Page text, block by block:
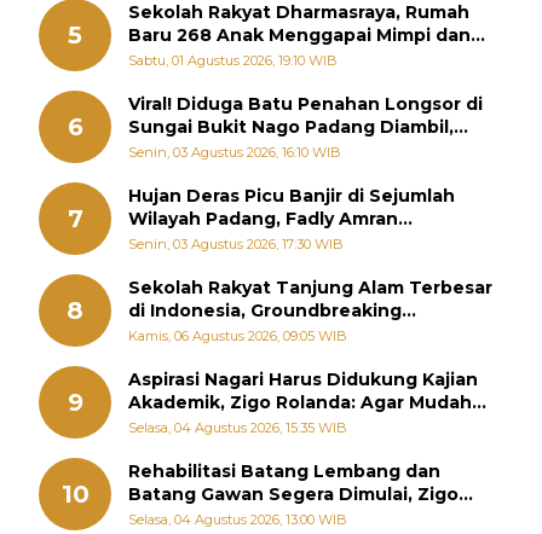
5
Sekolah Rakyat Dharmasraya, Rumah
Baru 268 Anak Menggapai Mimpi dan
Memutus Rantai Kemiskinan
Sabtu, 01 Agustus 2026, 19:10 WIB
6
Viral! Diduga Batu Penahan Longsor di
Sungai Bukit Nago Padang Diambil,
Warga Khawatir Bencana Terulang
Senin, 03 Agustus 2026, 16:10 WIB
7
Hujan Deras Picu Banjir di Sejumlah
Wilayah Padang, Fadly Amran
Perintahkan OPD Siaga
Senin, 03 Agustus 2026, 17:30 WIB
8
Sekolah Rakyat Tanjung Alam Terbesar
di Indonesia, Groundbreaking
September
Kamis, 06 Agustus 2026, 09:05 WIB
9
Aspirasi Nagari Harus Didukung Kajian
Akademik, Zigo Rolanda: Agar Mudah
Diperjuangkan di Kementerian
Selasa, 04 Agustus 2026, 15:35 WIB
10
Rehabilitasi Batang Lembang dan
Batang Gawan Segera Dimulai, Zigo
Rolanda Pastikan Proyek Berjalan
Selasa, 04 Agustus 2026, 13:00 WIB